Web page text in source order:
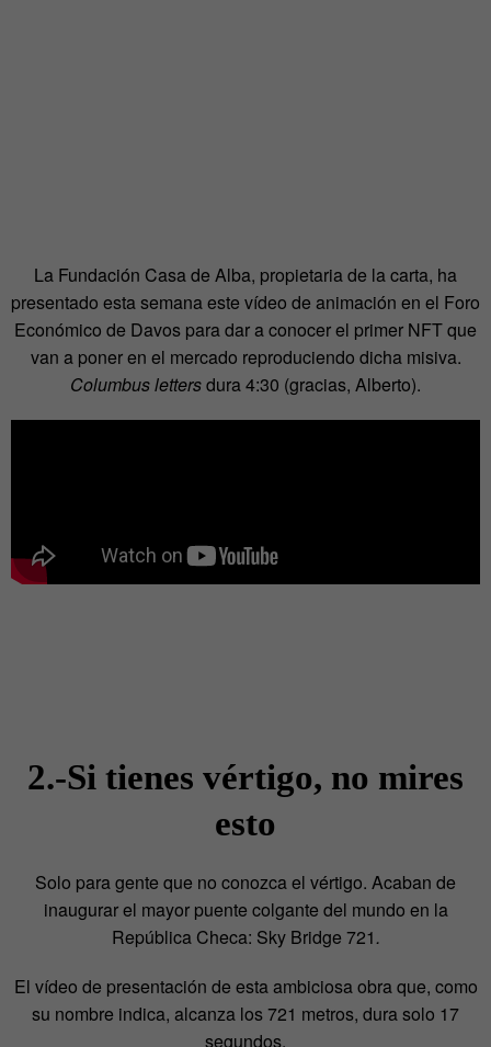
La Fundación Casa de Alba, propietaria de la carta, ha
presentado esta semana este vídeo de animación en el Foro
Económico de Davos para dar a conocer el primer NFT que
van a poner en el mercado reproduciendo dicha misiva.
Columbus lettersdura 4:30 (gracias, Alberto).
2.-Si tienes vértigo, no mires
esto
Solo para gente que no conozca el vértigo. Acaban de
inaugurar el mayor puente colgante del mundo en la
República Checa: Sky Bridge 721.
El vídeo de presentación de esta ambiciosa obra que, como
su nombre indica, alcanza los 721 metros, dura solo 17
segundos.